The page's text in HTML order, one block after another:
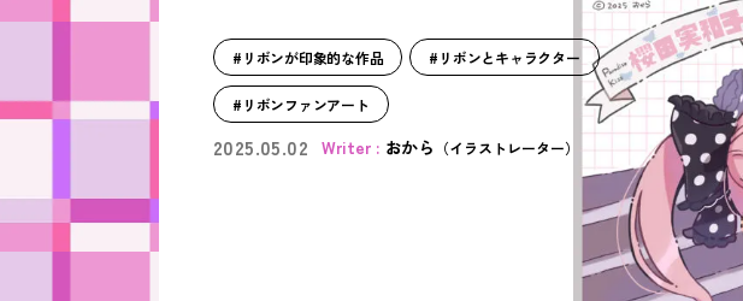
#リボンが印象的な作品 #リボンとキャラクター
#リボンファンアート
2025.05.02 おから （イラストレーター）